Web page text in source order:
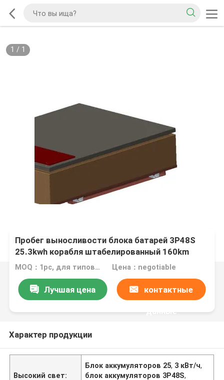
1 / 1
Пробег выносливости блока батарей 3P48S
25.3kwh корабля штабелированный 160km
MOQ：1pc, для типового теста Цена：negotiable
Лучшая цена контактные
данные
Характер продукции
Высокий свет:
Блок аккумуляторов 25, 3 кВт/ч,
блок аккумуляторов 3P48S,